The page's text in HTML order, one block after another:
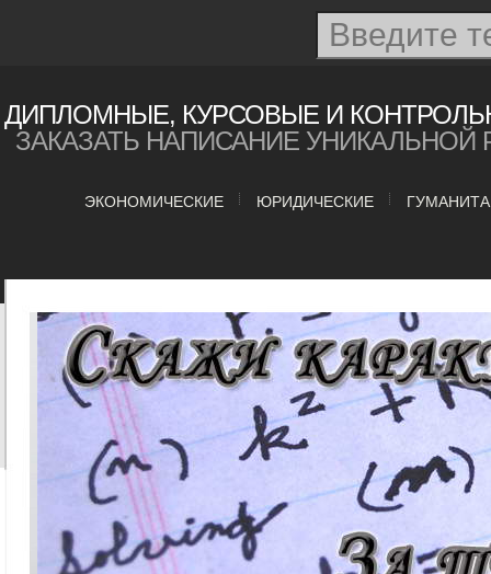
ДИПЛОМНЫЕ, КУРСОВЫЕ И
ЗАКАЗАТЬ НАПИСАНИЕ
ЭКОНОМИЧЕСКИЕ ЮРИДИЧЕСКИЕ